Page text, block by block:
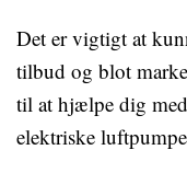
Det er vigtigt at
tilbud og blot
til at hjælpe dig
elektriske